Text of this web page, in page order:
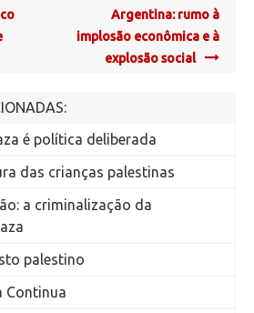
Argentina: rumo à
implosão econômica e à
explosão social
é política deliberada
das crianças palestinas
a criminalização da
palestino
Continua